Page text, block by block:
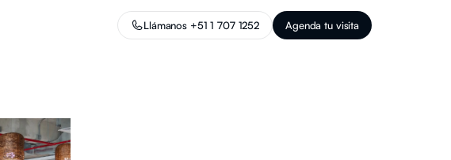
Llámanos +51 1 707 1252 Agenda tu visita